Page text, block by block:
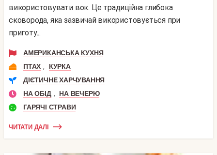
використовувати вок. Це традиційна глибока
сковорода, яка зазвичай використовується при
приготу...
АМЕРИКАНСЬКА КУХНЯ
ПТАХ ,
КУРКА
ДІЄТИЧНЕ ХАРЧУВАННЯ
НА ОБІД ,
НА ВЕЧЕРЮ
ГАРЯЧІ СТРАВИ
ЧИТАТИ ДАЛІ